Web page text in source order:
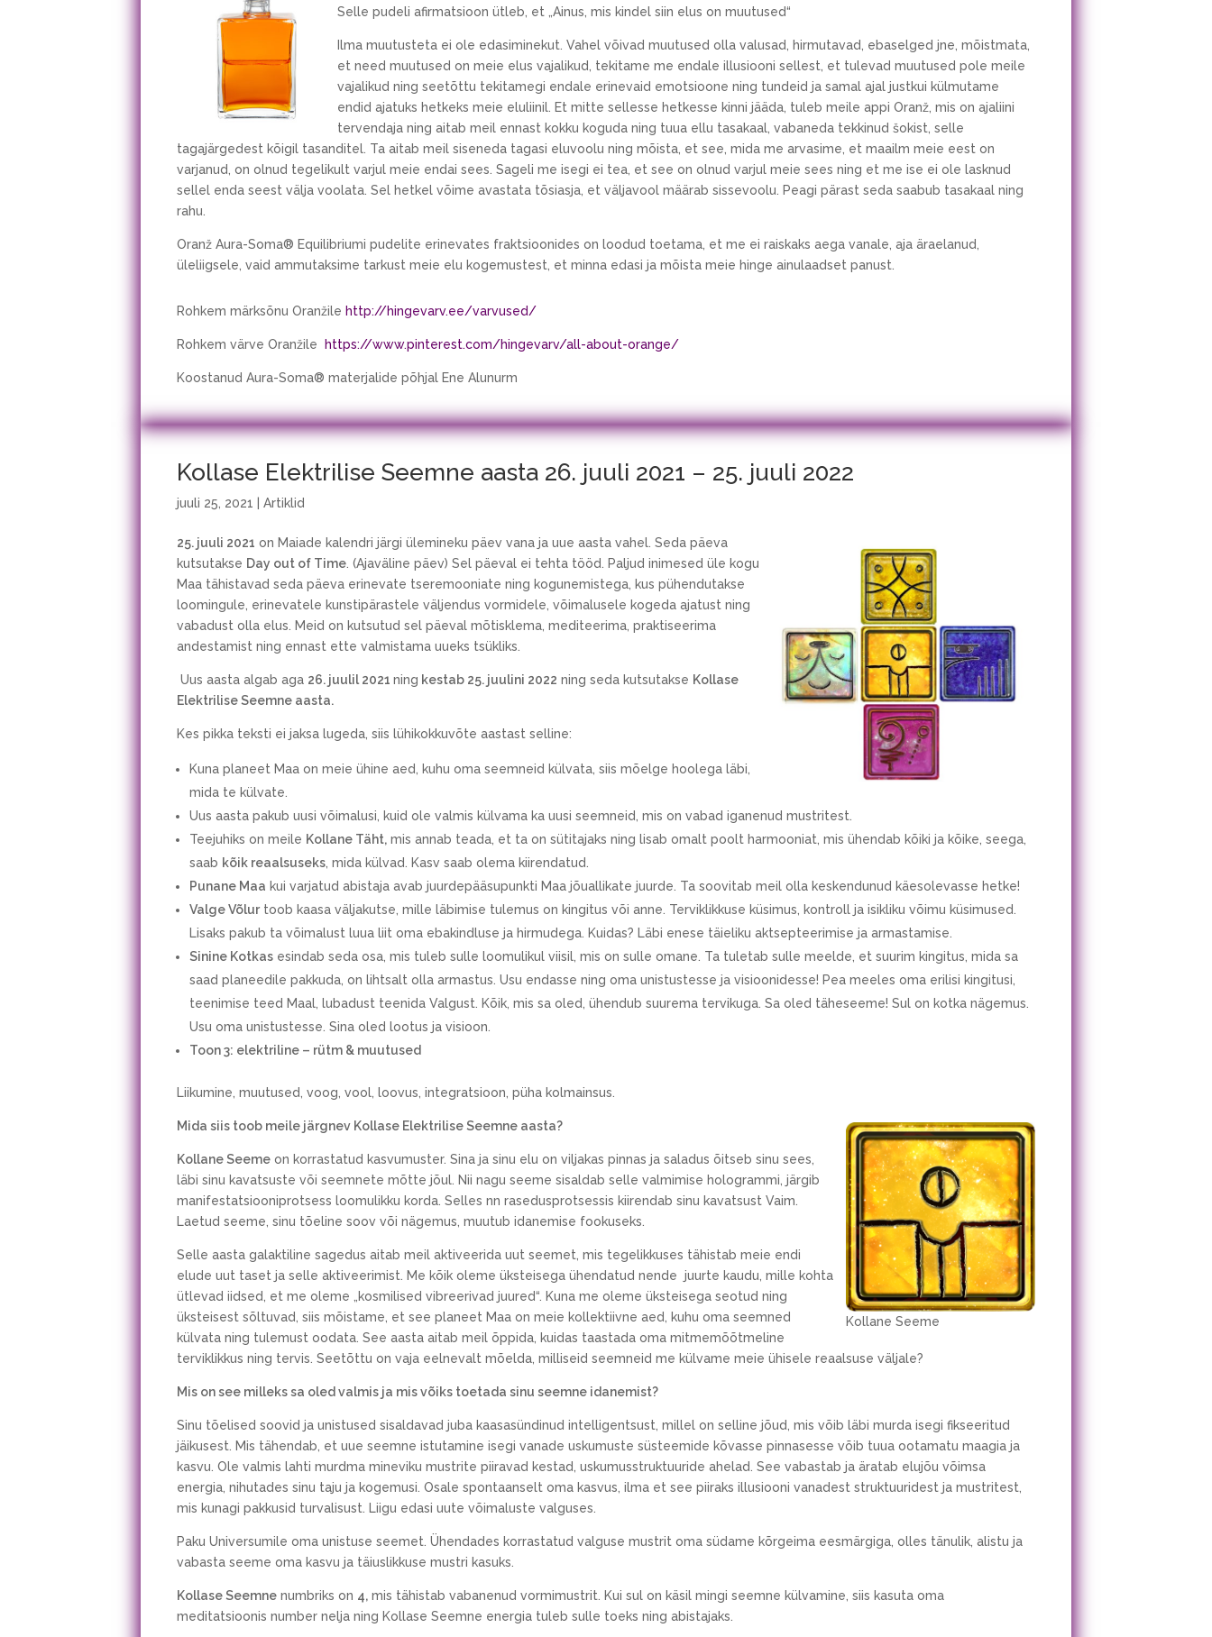
Selle pudeli afirmatsioon ütleb, et „Ainus, mis kindel siin elus on muutused“
Ilma muutusteta ei ole edasiminekut. Vahel võivad muutused olla valusad, hirmutavad, ebaselged jne, mõistmata,
et need muutused on meie elus vajalikud, tekitame me endale illusiooni sellest, et tulevad muutused pole meile
vajalikud ning seetõttu tekitamegi endale erinevaid emotsioone ning tundeid ja samal ajal justkui külmutame
endid ajatuks hetkeks meie eluliinil. Et mitte sellesse hetkesse kinni jääda, tuleb meile appi Oranž, mis on ajaliini
tervendaja ning aitab meil ennast kokku koguda ning tuua ellu tasakaal, vabaneda tekkinud šokist, selle
tagajärgedest kõigil tasanditel. Ta aitab meil siseneda tagasi eluvoolu ning mõista, et see, mida me arvasime, et maailm meie eest on
varjanud, on olnud tegelikult varjul meie endai sees. Sageli me isegi ei tea, et see on olnud varjul meie sees ning et me ise ei ole lasknud
sellel enda seest välja voolata. Sel hetkel võime avastata tõsiasja, et väljavool määrab sissevoolu. Peagi pärast seda saabub tasakaal ning
rahu.
Oranž Aura-Soma® Equilibriumi pudelite erinevates fraktsioonides on loodud toetama, et me ei raiskaks aega vanale, aja äraelanud,
üleliigsele, vaid ammutaksime tarkust meie elu kogemustest, et minna edasi ja mõista meie hinge ainulaadset panust.
Rohkem märksõnu Oranžile http://hingevarv.ee/varvused/
Rohkem värve Oranžile https://www.pinterest.com/hingevarv/all-about-orange/
Koostanud Aura-Soma® materjalide põhjal Ene Alunurm
Kollase Elektrilise Seemne aasta 26. juuli 2021 – 25. juuli 2022
juuli 25, 2021 Artiklid
25. juuli 2021 on Maiade kalendri järgi ülemineku päev vana ja uue aasta vahel. Seda päeva
kutsutakse Day out of Time. (Ajaväline päev) Sel päeval ei tehta tööd. Paljud inimesed üle kogu
Maa tähistavad seda päeva erinevate tseremooniate ning kogunemistega, kus pühendutakse
loomingule, erinevatele kunstipärastele väljendus vormidele, võimalusele kogeda ajatust ning
vabadust olla elus. Meid on kutsutud sel päeval mõtisklema, mediteerima, praktiseerima
andestamist ning ennast ette valmistama uueks tsükliks.
Uus aasta algab aga 26. juulil 2021 ning kestab 25. juulini 2022 ning seda kutsutakse Kollase
Elektrilise Seemne aasta.
Kes pikka teksti ei jaksa lugeda, siis lühikokkuvõte aastast selline:
Kuna planeet Maa on meie ühine aed, kuhu oma seemneid külvata, siis mõelge hoolega läbi,
mida te külvate.
Uus aasta pakub uusi võimalusi, kuid ole valmis külvama ka uusi seemneid, mis on vabad iganenud mustritest.
Teejuhiks on meile Kollane Täht,mis annab teada, et ta on sütitajaks ning lisab omalt poolt harmooniat, mis ühendab kõiki ja kõike, seega,
saab kõik reaalsuseks, mida külvad. Kasv saab olema kiirendatud.
Punane Maa kui varjatud abistaja avab juurdepääsupunkti Maa jõuallikate juurde. Ta soovitab meil olla keskendunud käesolevasse hetke!
Valge Võlurtoob kaasa väljakutse, mille läbimise tulemus on kingitus või anne. Terviklikkuse küsimus, kontroll ja isikliku võimu küsimused.
Lisaks pakub ta võimalust luua liit oma ebakindluse ja hirmudega. Kuidas? Läbi enese täieliku aktsepteerimise ja armastamise.
Sinine Kotkasesindab seda osa, mis tuleb sulle loomulikul viisil, mis on sulle omane. Ta tuletab sulle meelde, et suurim kingitus, mida sa
saad planeedile pakkuda, on lihtsalt olla armastus. Usu endasse ning oma unistustesse ja visioonidesse! Pea meeles oma erilisi kingitusi,
teenimise teed Maal, lubadust teenida Valgust. Kõik, mis sa oled, ühendub suurema tervikuga. Sa oled täheseeme! Sul on kotka nägemus.
Usu oma unistustesse. Sina oled lootus ja visioon.
Toon 3: elektriline – rütm & muutused
Liikumine, muutused, voog, vool, loovus, integratsioon, püha kolmainsus.
Kollane Seeme
Mida siis toob meile järgnev Kollase Elektrilise Seemne aasta?
Kollane Seemeon korrastatud kasvumuster. Sina ja sinu elu on viljakas pinnas ja saladus õitseb sinu sees,
läbi sinu kavatsuste või seemnete mõtte jõul. Nii nagu seeme sisaldab selle valmimise hologrammi, järgib
manifestatsiooniprotsess loomulikku korda. Selles nn rasedusprotsessis kiirendab sinu kavatsust Vaim.
Laetud seeme, sinu tõeline soov või nägemus, muutub idanemise fookuseks.
Selle aasta galaktiline sagedus aitab meil aktiveerida uut seemet, mis tegelikkuses tähistab meie endi
elude uut taset ja selle aktiveerimist. Me kõik oleme üksteisega ühendatud nende juurte kaudu, mille kohta
ütlevad iidsed, et me oleme „kosmilised vibreerivad juured“. Kuna me oleme üksteisega seotud ning
üksteisest sõltuvad, siis mõistame, et see planeet Maa on meie kollektiivne aed, kuhu oma seemned
külvata ning tulemust oodata. See aasta aitab meil õppida, kuidas taastada oma mitmemõõtmeline
terviklikkus ning tervis. Seetõttu on vaja eelnevalt mõelda, milliseid seemneid me külvame meie ühisele reaalsuse väljale?
Mis on see milleks sa oled valmis ja mis võiks toetada sinu seemne idanemist?
Sinu tõelised soovid ja unistused sisaldavad juba kaasasündinud intelligentsust, millel on selline jõud, mis võib läbi murda isegi fikseeritud
jäikusest. Mis tähendab, et uue seemne istutamine isegi vanade uskumuste süsteemide kõvasse pinnasesse võib tuua ootamatu maagia ja
kasvu. Ole valmis lahti murdma mineviku mustrite piiravad kestad, uskumusstruktuuride ahelad. See vabastab ja äratab elujõu võimsa
energia, nihutades sinu taju ja kogemusi. Osale spontaanselt oma kasvus, ilma et see piiraks illusiooni vanadest struktuuridest ja mustritest,
mis kunagi pakkusid turvalisust. Liigu edasi uute võimaluste valguses.
Paku Universumile oma unistuse seemet. Ühendades korrastatud valguse mustrit oma südame kõrgeima eesmärgiga, olles tänulik, alistu ja
vabasta seeme oma kasvu ja täiuslikkuse mustri kasuks.
Kollase Seemnenumbriks on 4,mis tähistab vabanenud vormimustrit. Kui sul on käsil mingi seemne külvamine, siis kasuta oma
meditatsioonis number nelja ning Kollase Seemne energia tuleb sulle toeks ning abistajaks.